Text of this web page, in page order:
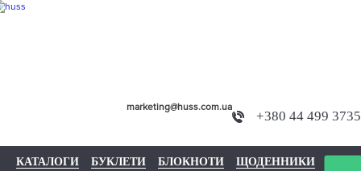
+380 44 499 3735
marketing@huss.com.ua
КАТАЛОГИ БУКЛЕТИ БЛОКНОТИ
ЩОДЕННИКИ